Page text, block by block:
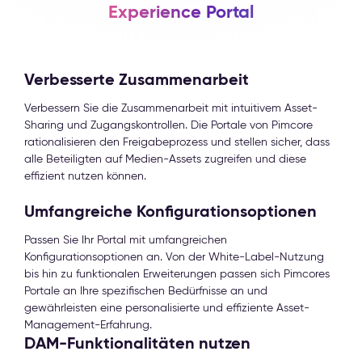
Experience Portal
Verbesserte Zusammenarbeit
Verbessern Sie die Zusammenarbeit mit intuitivem Asset-
Sharing und Zugangskontrollen. Die Portale von Pimcore
rationalisieren den Freigabeprozess und stellen sicher, dass
alle Beteiligten auf Medien-Assets zugreifen und diese
effizient nutzen können.
Umfangreiche Konfigurationsoptionen
Passen Sie Ihr Portal mit umfangreichen
Konfigurationsoptionen an. Von der White-Label-Nutzung
bis hin zu funktionalen Erweiterungen passen sich Pimcores
Portale an Ihre spezifischen Bedürfnisse an und
gewährleisten eine personalisierte und effiziente Asset-
Management-Erfahrung.
DAM-Funktionalitäten nutzen